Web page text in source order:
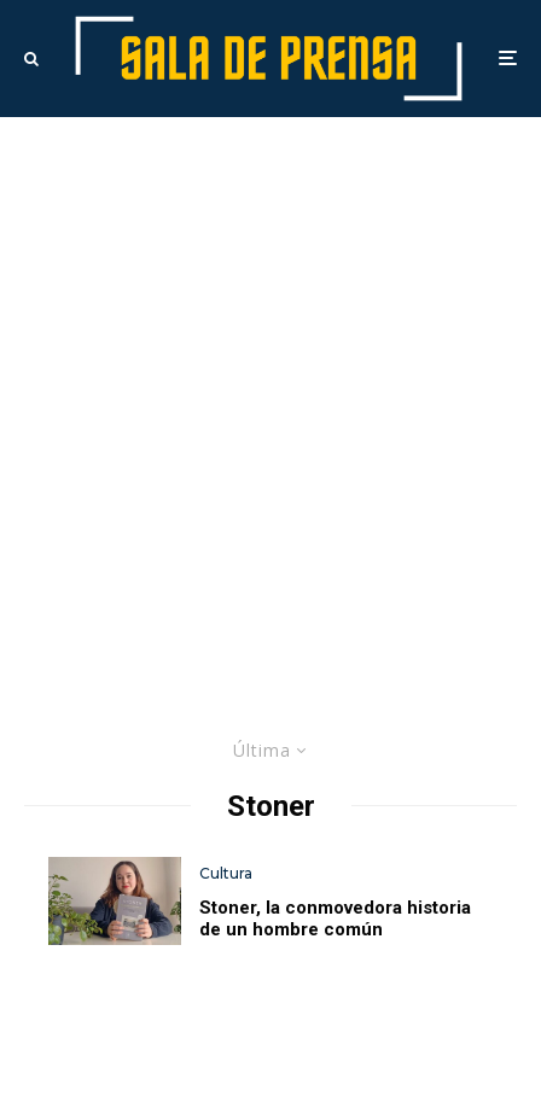
Última
Stoner
Cultura
Stoner, la conmovedora historia
de un hombre común